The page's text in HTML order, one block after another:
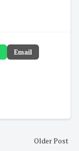
Email
Older Post